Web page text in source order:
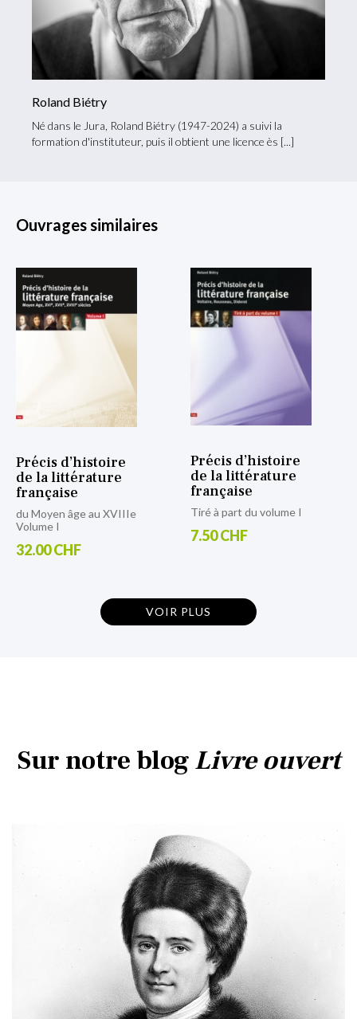
Roland Biétry
Né dans le Jura, Roland Biétry (1947-2024) a suivi la
formation d'instituteur, puis il obtient une licence ès
Ouvrages similaires
Précis d’histoire
de la littérature
française
du Moyen âge au XVIIIe
Volume I
32.00 CHF
Précis d’histoire
de la littérature
française
Tiré à part du volume I
7.50 CHF
VOIR PLUS
Sur notre blogLivre ouvert